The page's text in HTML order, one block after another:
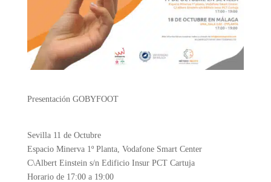
Presentación GOBYFOOT
Sevilla 11 de Octubre
Espacio Minerva 1º Planta, Vodafone Smart Center
C\Albert Einstein s/n Edificio Insur PCT Cartuja
Horario de 17:00 a 19:00